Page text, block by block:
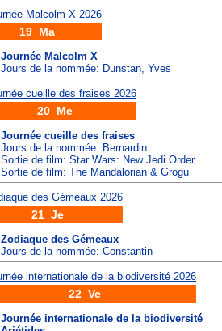
19 Ma
Journée Malcolm X
Jours de la nommée: Dunstan, Yves
20 Me
Journée cueille des fraises
Jours de la nommée: Bernardin
Sortie de film: Star Wars: New Jedi Order
Sortie de film: The Mandalorian & Grogu
21 Je
Zodiaque des Gémeaux
Jours de la nommée: Constantin
22 Ve
Journée internationale de la biodiversité